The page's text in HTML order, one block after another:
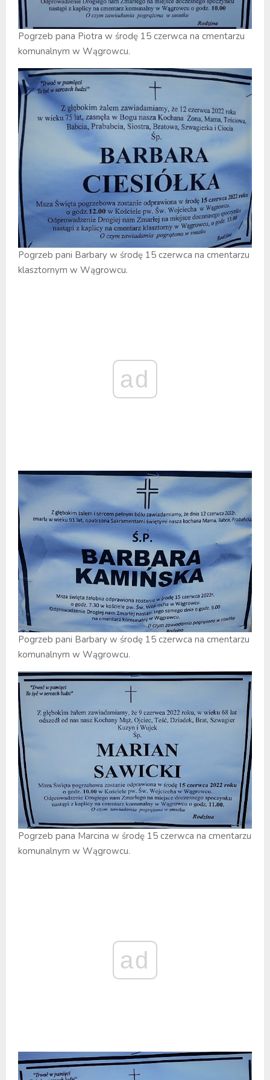
Pogrzeb pana Piotra w środę 15 czerwca na cmentarzu
komunalnym w Wągrowcu.
Pogrzeb pani Barbary w środę 15 czerwca na cmentarzu
klasztornym w Wągrowcu.
ad
Pogrzeb pani Barbary w środę 15 czerwca na cmentarzu
komunalnym w Wągrowcu.
Pogrzeb pana Marcina w środę 15 czerwca na cmentarzu
komunalnym w Wągrowcu.
ad